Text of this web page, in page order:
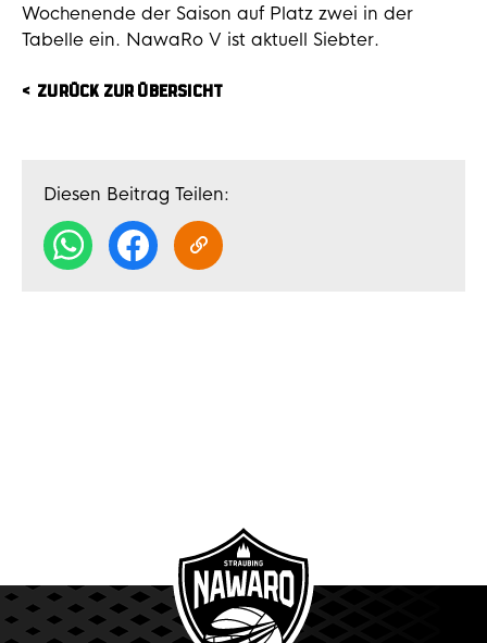
Wochenende der Saison auf Platz zwei in der
Tabelle ein. NawaRo V ist aktuell Siebter.
ZURÜCK ZUR ÜBERSICHT
Diesen Beitrag Teilen: